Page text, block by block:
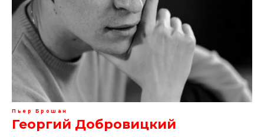
Пьер Брошан
Георгий Добровицкий